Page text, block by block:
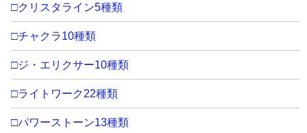
□クリスタライン5種類
□チャクラ10種類
□ジ・エリクサー10種類
□ライトワーク22種類
□パワーストーン13種類